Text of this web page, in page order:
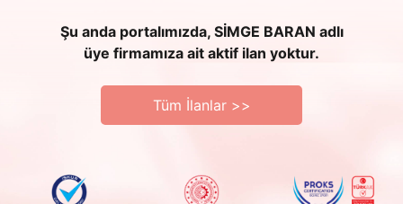
Şu anda portalımızda, SİMGE BARAN adlı
üye firmamıza ait aktif ilan yoktur.
Tüm İlanlar >>